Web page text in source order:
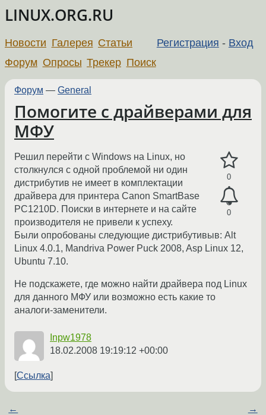
LINUX.ORG.RU
Регистрация - Вход
Новости Галерея Статьи
Форум Опросы Трекер Поиск
Форум — General
Помогите с драйверами для
МФУ
0
0
Решил перейти с Windows на Linux, но
столкнулся с одной проблемой ни один
дистрибутив не имеет в комплектации
драйвера для принтера Canon SmartBase
PC1210D. Поиски в интернете и на сайте
производителя не привели к успеху.
Были опробованы следующие дистрибутивыв: Alt
Linux 4.0.1, Mandriva Power Puck 2008, Asp Linux 12,
Ubuntu 7.10.
Не подскажете, где можно найти драйвера под Linux
для данного МФУ или возможно есть какие то
аналоги-заменители.
Inpw1978
18.02.2008 19:19:12 +00:00
Ссылка
← →